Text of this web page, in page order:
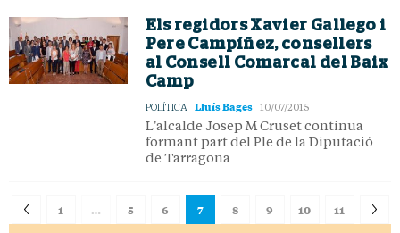
Els regidors Xavier Gallego i
Pere Campíñez, consellers
al Consell Comarcal del Baix
Camp
POLÍTICA Lluís Bages 10/07/2015
L'alcalde Josep M Cruset continua
formant part del Ple de la Diputació
de Tarragona
1 … 5 6 7 8 9 10 11